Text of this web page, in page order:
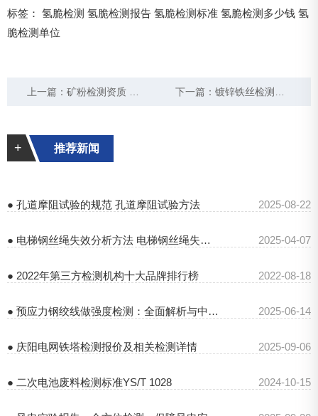
标签： 氢脆检测 氢脆检测报告 氢脆检测标准 氢脆检测多少钱 氢
脆检测单位
上一篇：矿粉检测资质 矿粉进厂检测项目 下一篇：镀锌铁丝检测标准 镀锌铁丝检测报告
+ 推荐新闻
● 孔道摩阻试验的规范 孔道摩阻试验方法 2025-08-22
● 电梯钢丝绳失效分析方法 电梯钢丝绳失效分析原因 2025-04-07
● 2022年第三方检测机构十大品牌排行榜 2022-08-18
● 预应力钢绞线做强度检测：全面解析与中钢国检优势 2025-06-14
● 庆阳电网铁塔检测报价及相关检测详情 2025-09-06
● 二次电池废料检测标准YS/T 1028 2024-10-15